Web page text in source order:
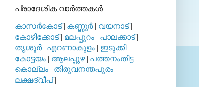
പ്രാദേശിക വാര്‍ത്തകള്‍
കാസര്‍കോട്| കണ്ണൂര്‍| വയനാട്|
കോഴിക്കോട്| മലപ്പുറം | പാലക്കാട്|
തൃശൂര്‍| എറണാകുളം | ഇടുക്കി|
കോട്ടയം | ആലപ്പുഴ| പത്തനംതിട്ട|
കൊല്ലം | തിരുവനന്തപുരം |
ലക്ഷദ്വീപ്|